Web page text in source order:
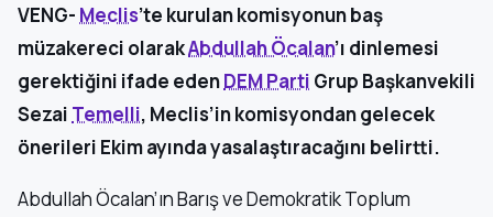
VENG- Meclis’te kurulan komisyonun baş
müzakereci olarakAbdullah Öcalan’ı dinlemesi
gerektiğini ifade edenDEM Parti Grup Başkanvekili
Sezai Temelli, Meclis’in komisyondan gelecek
önerileri Ekim ayında yasalaştıracağını belirtti.
Abdullah Öcalan’ın Barış ve Demokratik Toplum